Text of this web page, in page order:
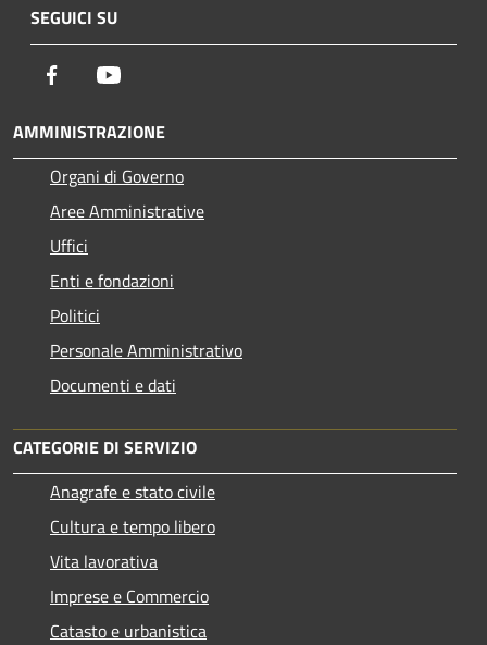
SEGUICI SU
Facebook
AMMINISTRAZIONE
Organi di Governo
Aree Amministrative
Uffici
Enti e fondazioni
Politici
Personale Amministrativo
Documenti e dati
CATEGORIE DI SERVIZIO
Anagrafe e stato civile
Cultura e tempo libero
Vita lavorativa
Imprese e Commercio
Catasto e urbanistica